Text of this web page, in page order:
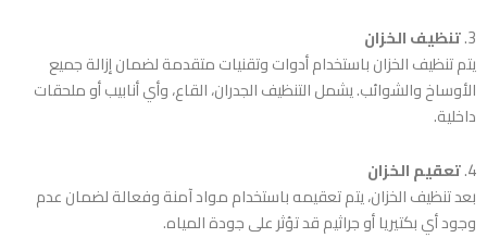
3. تنظيف الخزان
يتم تنظيف الخزان باستخدام أدوات وتقنيات متقدمة لضمان إزالة جميع
الأوساخ والشوائب. يشمل التنظيف الجدران، القاع، وأي أنابيب أو ملحقات
داخلية.
4. تعقيم الخزان
بعد تنظيف الخزان، يتم تعقيمه باستخدام مواد آمنة وفعالة لضمان عدم
وجود أي بكتيريا أو جراثيم قد تؤثر على جودة المياه.